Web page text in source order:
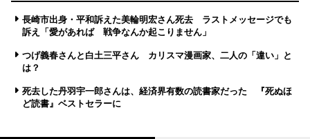
長崎市出身・平和訴えた美輪明宏さん死去 ラストメッセージでも
訴え「愛があれば 戦争なんか起こりません」
つげ義春さんと白土三平さん カリスマ漫画家、二人の「違い」と
は？
死去した丹羽宇一郎さんは、経済界有数の読書家だった 『死ぬほ
ど読書』ベストセラーに